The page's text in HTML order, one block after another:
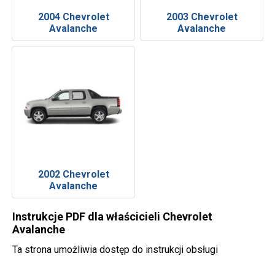
2004 Chevrolet
Avalanche
2003 Chevrolet
Avalanche
2002 Chevrolet
Avalanche
Instrukcje PDF dla właścicieli Chevrolet
Avalanche
Ta strona umożliwia dostęp do instrukcji obsługi